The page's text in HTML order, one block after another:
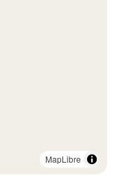
MapLibre